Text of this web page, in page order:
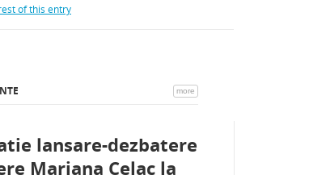
of this entry
more
lansare-dezbatere
Mariana Celac la